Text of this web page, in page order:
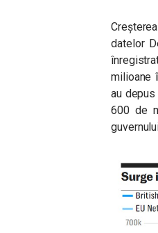
datelor
milioane
au
600 de